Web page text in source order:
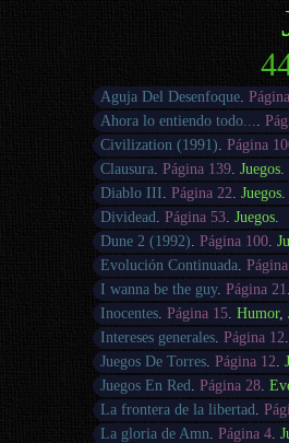
Aguja Del Desenfoque .
Ahora lo entiendo todo...
.
Civilization (1991) .Página
Clausura .Página 139 .Juegos
Diablo III .Página 22 .Juegos
Dividead .Página 53 .Juegos
Dune 2 (1992) .Página 100 .
Evolución Continuada .
I wanna be the guy.Página 21
Inocentes .Página 15 .Humor,
Intereses generales .Página 12
Juegos De Torres .Página 12 .
Juegos En Red .Página 28 .
La frontera de la libertad .
La gloria de Amn .Página 4 .